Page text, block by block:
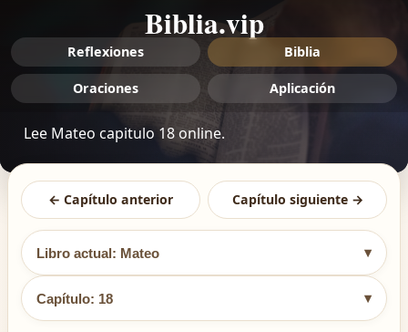
Biblia.vip
Reflexiones Biblia
Oraciones Aplicación
Lee Mateo capitulo 18 online.
← Capítulo anterior Capítulo siguiente →
Libro actual: Mateo ▾
Capítulo: 18 ▾